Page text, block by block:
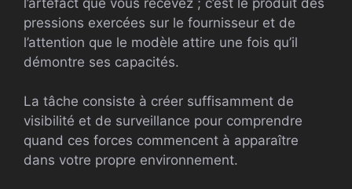
pressions exercées sur le fournisseur et de
l’attention que le modèle attire une fois qu’il
démontre ses capacités.
La tâche consiste à créer suffisamment de
visibilité et de surveillance pour comprendre
quand ces forces commencent à apparaître
dans votre propre environnement.